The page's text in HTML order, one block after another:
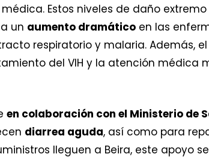
Estos niveles de daño extremo
un aumento dramático en las
respiratorio y malaria. Además,
del VIH y la atención médica
en colaboración con el Ministerio de
diarrea aguda, así como para
lleguen a Beira, este apoyo